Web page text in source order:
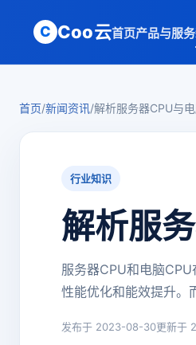
C Coo云首页产品与服务
首页/新闻资讯/解析服务器CPU与
行业知识
解析服
服务器CPU和电脑
性能优化和能效提升。
发布于 2023-08-30更新于